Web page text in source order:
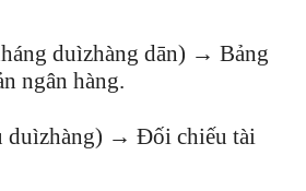
duìzhàng dān) → Bảng
ngân hàng.
duìzhàng) → Đối chiếu tài